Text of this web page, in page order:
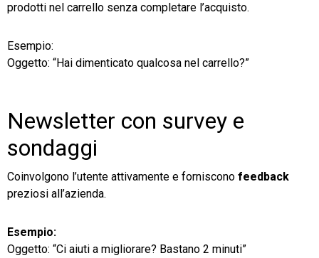
prodotti nel carrello senza completare l’acquisto.
Esempio:
Oggetto: “Hai dimenticato qualcosa nel carrello?”
Newsletter con survey e
sondaggi
Coinvolgono l’utente attivamente e forniscono feedback
preziosi all’azienda.
Esempio:
Oggetto: “Ci aiuti a migliorare? Bastano 2 minuti”